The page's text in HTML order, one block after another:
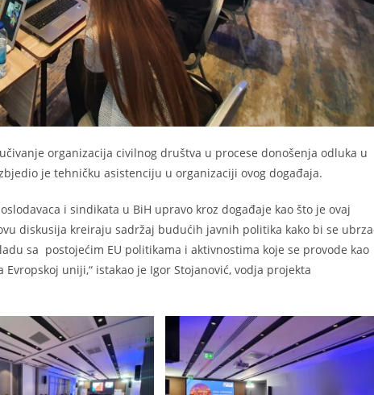
organizacija civilnog društva u procese donošenja odluka u
je tehničku asistenciju u organizaciji ovog događaja.
i sindikata u BiH upravo kroz događaje kao što je ovaj
diskusija kreiraju sadržaj budućih javnih politika kako bi se
sa postojećim EU politikama i aktivnostima koje se provode kao
uniji,“ istakao je Igor Stojanović, vodja projekta